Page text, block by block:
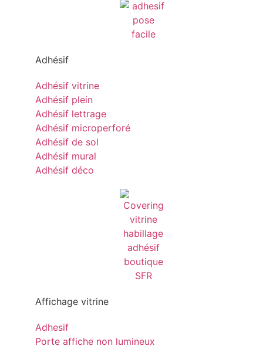
Adhésif
Adhésif vitrine
Adhésif plein
Adhésif lettrage
Adhésif microperforé
Adhésif de sol
Adhésif mural
Adhésif déco
Affichage vitrine
Adhesif
Porte affiche non lumineux